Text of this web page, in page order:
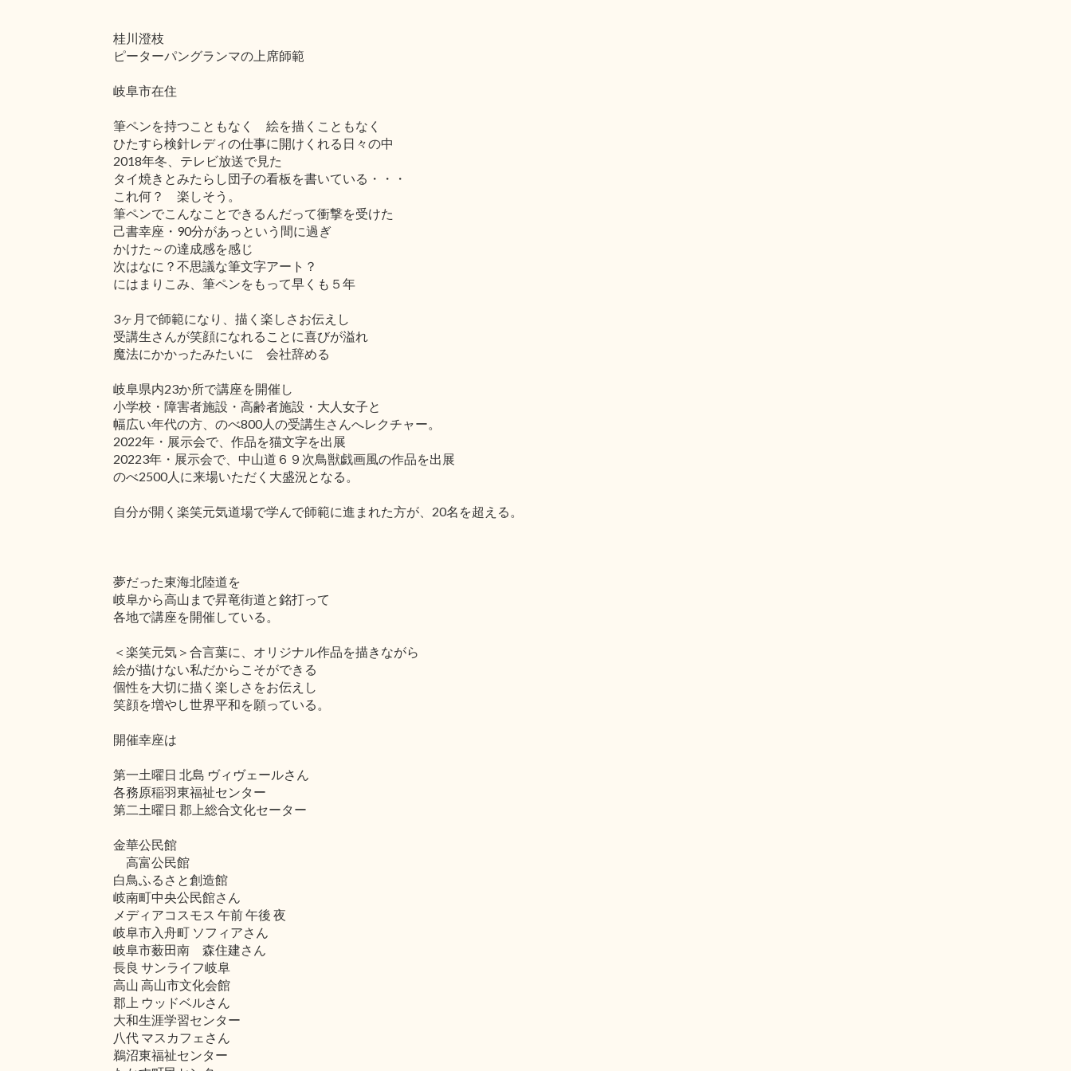
桂川澄枝
ピーターパングランマの上席師範
岐阜市在住
筆ペンを持つこともなく 絵を描くこともなく
ひたすら検針レディの仕事に開けくれる日々の中
2018年冬、テレビ放送で見た
タイ焼きとみたらし団子の看板を書いている・・・
これ何？ 楽しそう。
筆ペンでこんなことできるんだって衝撃を受けた
己書幸座・90分があっという間に過ぎ
かけた～の達成感を感じ
次はなに？不思議な筆文字アート？
にはまりこみ、筆ペンをもって早くも５年
3ヶ月で師範になり、描く楽しさお伝えし
受講生さんが笑顔になれることに喜びが溢れ
魔法にかかったみたいに 会社辞める
岐阜県内23か所で講座を開催し
小学校・障害者施設・高齢者施設・大人女子と
幅広い年代の方、のべ800人の受講生さんへレクチャー。
2022年・展示会で、作品を猫文字を出展
20223年・展示会で、中山道６９次鳥獣戯画風の作品を出展
のべ2500人に来場いただく大盛況となる。
自分が開く楽笑元気道場で学んで師範に進まれた方が、20名を超える。
夢だった東海北陸道を
岐阜から高山まで昇竜街道と銘打って
各地で講座を開催している。
＜楽笑元気＞合言葉に、オリジナル作品を描きながら
絵が描けない私だからこそができる
個性を大切に描く楽しさをお伝えし
笑顔を増やし世界平和を願っている。
開催幸座は
第一土曜日 北島 ヴィヴェールさん
各務原稲羽東福祉センター
第二土曜日 郡上総合文化セーター
金華公民館
高富公民館
白鳥ふるさと創造館
岐南町中央公民館さん
メディアコスモス 午前 午後 夜
岐阜市入舟町 ソフィアさん
岐阜市薮田南 森住建さん
長良 サンライフ岐阜
高山 高山市文化会館
郡上 ウッドベルさん
大和生涯学習センター
八代 マスカフェさん
鵜沼東福祉センター